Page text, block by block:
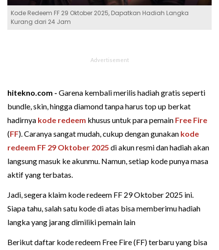
Kode Redeem FF 29 Oktober 2025, Dapatkan Hadiah Langka
Kurang dari 24 Jam
hitekno.com - Garena kembali merilis hadiah gratis seperti
bundle, skin, hingga diamond tanpa harus top up berkat
hadirnya kode redeem khusus untuk para pemain Free Fire
(FF). Caranya sangat mudah, cukup dengan gunakan kode
redeem FF 29 Oktober 2025 di akun resmi dan hadiah akan
langsung masuk ke akunmu. Namun, setiap kode punya masa
aktif yang terbatas.
Jadi, segera klaim kode redeem FF 29 Oktober 2025 ini.
Siapa tahu, salah satu kode di atas bisa memberimu hadiah
langka yang jarang dimiliki pemain lain
Berikut daftar kode redeem Free Fire (FF) terbaru yang bisa